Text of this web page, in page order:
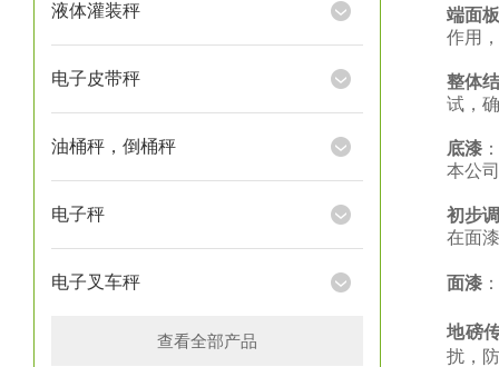
液体灌装秤
电子皮带秤
油桶秤，倒桶秤
电子秤
电子叉车秤
查看全部产品
端面
作用
整体
试，
底漆
本公
初步
在面
面漆 ：
地磅
扰，